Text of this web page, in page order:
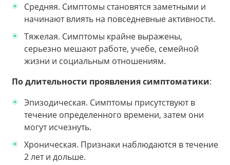
Средняя. Симптомы становятся заметными и
начинают влиять на повседневные активности.
Тяжелая. Симптомы крайне выражены,
серьезно мешают работе, учебе, семейной
жизни и социальным отношениям.
По длительности проявления симптоматики:
Эпизодическая. Симптомы присутствуют в
течение определенного времени, затем они
могут исчезнуть.
Хроническая. Признаки наблюдаются в течение
2 лет и дольше.